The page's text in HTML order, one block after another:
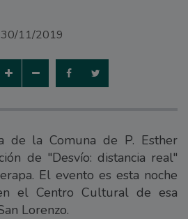
30/11/2019
de la Comuna de P. Esther
de "Desvío: distancia real"
El evento es esta noche
el Centro Cultural de esa
Lorenzo.⁣⁣